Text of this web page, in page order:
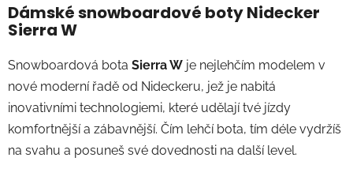
Dámské snowboardové boty Nidecker
Sierra W
Snowboardová bota Sierra W je nejlehčím modelem v
nové moderní řadě od Nideckeru, jež je nabitá
inovativními technologiemi, které udělají tvé jízdy
komfortnější a zábavnější. Čím lehčí bota, tím déle vydržíš
na svahu a posuneš své dovednosti na další level.